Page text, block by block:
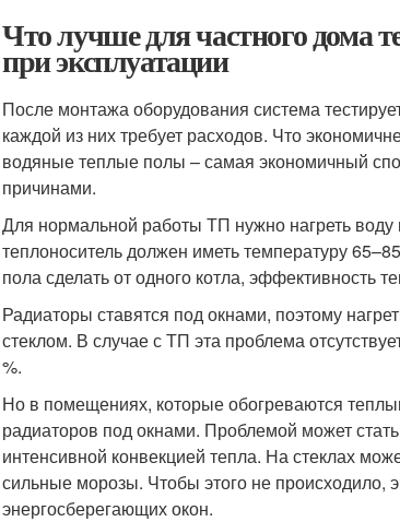
Что лучше для частного дома
при эксплуатации
После монтажа оборудования система
каждой из них требует расходов. Что
водяные теплые полы – самая экономичный
причинами.
Для нормальной работы ТП нужно нагреть
теплоноситель должен иметь температуру
пола сделать от одного котла, эффективность
Радиаторы ставятся под окнами, поэтому
стеклом. В случае с ТП эта проблема
%.
Но в помещениях, которые обогреваются
радиаторов под окнами. Проблемой может
интенсивной конвекцией тепла. На стеклах
сильные морозы. Чтобы этого не происходило,
энергосберегающих окон.